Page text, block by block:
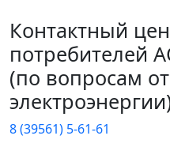
Контактный
потребителей
(по вопросам
8 (39561) 5-61-61